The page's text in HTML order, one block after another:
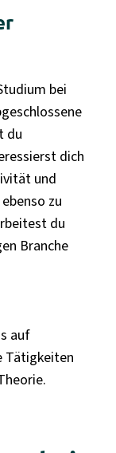
bei
du
dich
und
zu
du
Branche
auf
Tätigkeiten